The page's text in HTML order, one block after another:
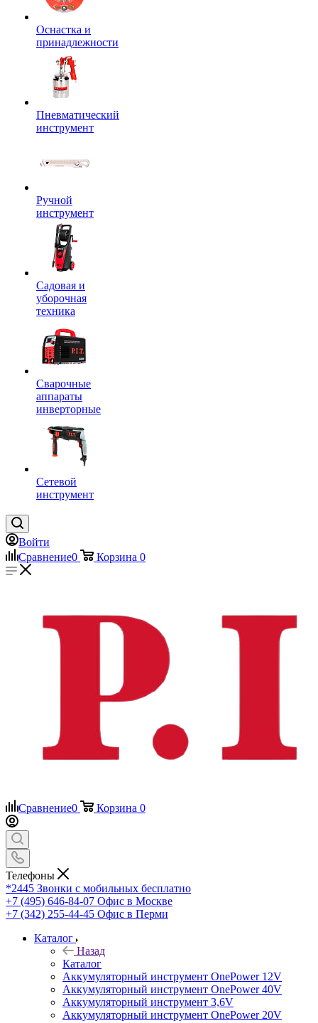
Оснастка и
принадлежности
Пневматический
инструмент
Ручной
инструмент
Садовая и
уборочная
техника
Сварочные
аппараты
инверторные
Сетевой
инструмент
Войти
Сравнение0 Корзина 0
Сравнение0 Корзина 0
Телефоны
*2445 Звонки с мобильных бесплатно
+7 (495) 646-84-07 Офис в Москве
+7 (342) 255-44-45 Офис в Перми
Каталог
Назад
Каталог
Аккумуляторный инструмент OnePower 12V
Аккумуляторный инструмент OnePower 40V
Аккумуляторный инструмент 3,6V
Аккумуляторный инструмент OnePower 20V